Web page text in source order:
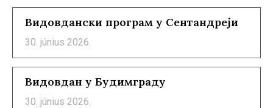
Видовдански програм у Сентандреји
30. június 2026.
Видовдан у Будимграду
30. június 2026.